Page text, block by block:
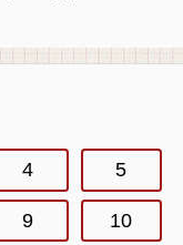
4 5
9 10